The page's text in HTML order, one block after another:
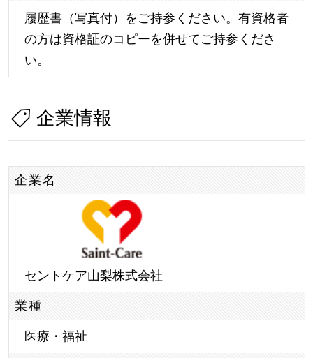
履歴書（写真付）をご持参ください。有資格者
の方は資格証のコピーを併せてご持参くださ
い。
企業情報
企業名
セントケア山梨株式会社
業種
医療・福祉